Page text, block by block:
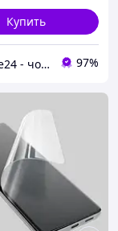
Купить
🇺🇦 Case24 - чохли та аксесуари для смартфонів та планшетів 97%